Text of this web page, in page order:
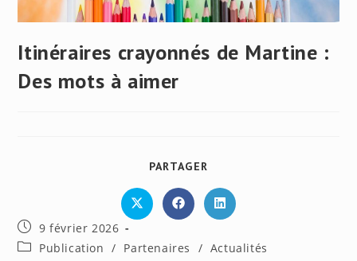
Itinéraires crayonnés de Martine :
Des mots à aimer
PARTAGER
CONTENU
Ouvrir
dans
autre
fenêtre
Ouvrir
dans
autre
fenêtre
Ouvrir
dans
autre
fenêtre
Publication
publiée :
9 février 2026
PostPublication / Partenaires / Actualités